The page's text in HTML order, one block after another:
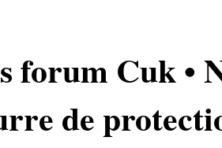
forum Cuk •
de